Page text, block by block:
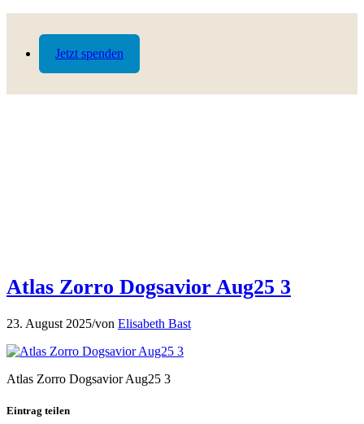
Jetzt spenden
Atlas Zorro Dogsavior Aug25 3
23. August 2025/von Elisabeth Bast
Atlas Zorro Dogsavior Aug25 3
Eintrag teilen